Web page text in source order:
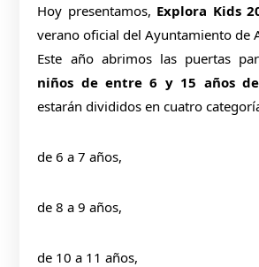
Hoy presentamos, Explora Kids
verano oficial del Ayuntamiento de
Este año abrimos las puertas
niños de entre 6 y 15 años
estarán divididos en cuatro
de 6 a 7 años,
de 8 a 9 años,
de 10 a 11 años,